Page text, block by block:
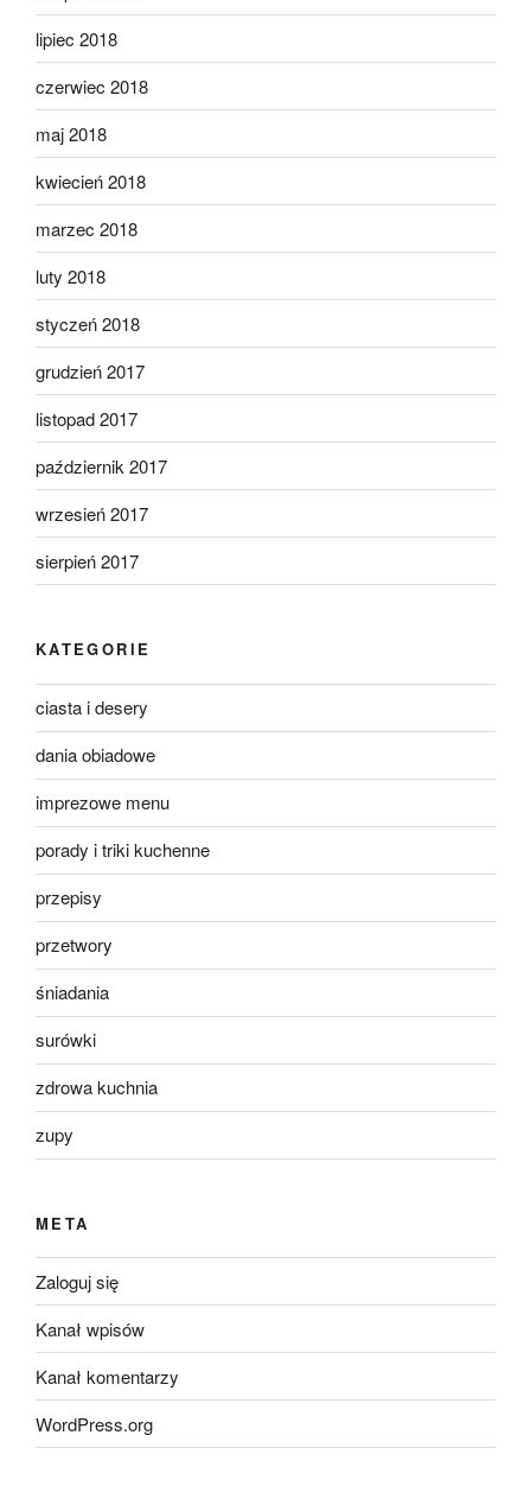
lipiec 2018
czerwiec 2018
maj 2018
kwiecień 2018
marzec 2018
luty 2018
styczeń 2018
grudzień 2017
listopad 2017
październik 2017
wrzesień 2017
sierpień 2017
KATEGORIE
ciasta i desery
dania obiadowe
imprezowe menu
porady i triki kuchenne
przepisy
przetwory
śniadania
surówki
zdrowa kuchnia
zupy
META
Zaloguj się
Kanał wpisów
Kanał komentarzy
WordPress.org